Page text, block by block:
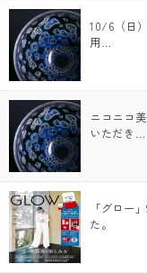
10/6（日
用…
ニコニコ
いただき…
「グロー
た。